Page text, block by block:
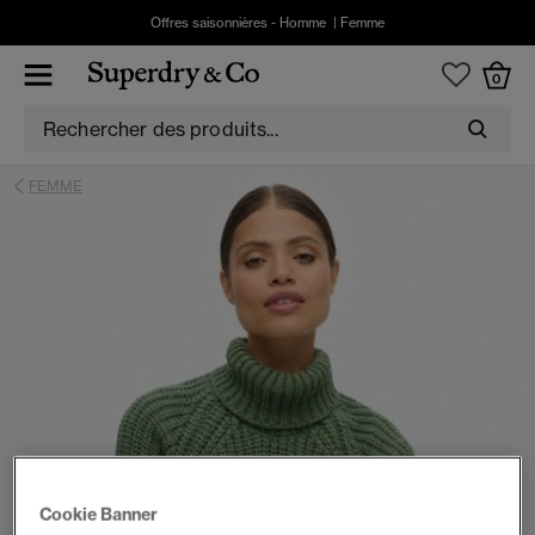
Offres saisonnières - Homme Femme
0
FEMME
Cookie Banner